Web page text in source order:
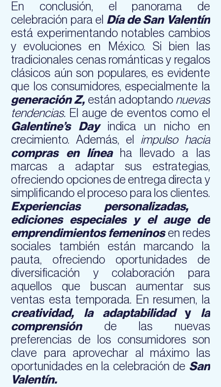
En conclusión, el panorama de
celebración para el Día de San Valentín
está experimentando notables cambios
y evoluciones en México. Si bien las
tradicionales cenas románticas y regalos
clásicos aún son populares, es evidente
que los consumidores, especialmente la
generación Z, están adoptando nuevas
tendencias. El auge de eventos como el
Galentine’s Day
indica un nicho en
crecimiento. Además, el impulso hacia
compras en líneaha llevado a las
marcas a adaptar sus estrategias,
ofreciendo opciones de entrega directa y
simplificando el proceso para los clientes.
Experiencias personalizadas,
ediciones especiales y el auge de
emprendimientos femeninosen redes
sociales también están marcando la
pauta, ofreciendo oportunidades de
diversificación y colaboración para
aquellos que buscan aumentar sus
ventas esta temporada. En resumen, la
creatividad, la adaptabilidady la
comprensión de las nuevas
preferencias de los consumidores son
clave para aprovechar al máximo las
oportunidades en la celebración de San
Valentín.